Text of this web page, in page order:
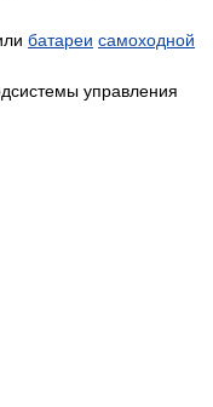
батареи самоходной
управления